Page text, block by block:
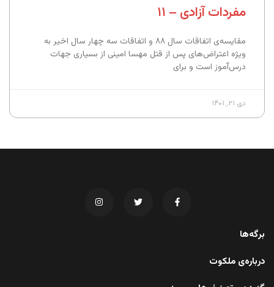
مفردات آزادی – ۱۱
مقایسه‌ی اتفاقات سال ۸۸ و اتفاقات سه چهار سال اخیر به
ویژه اعتراض‌های پس از قتل مهسا امینی از بسیاری جهات
درس‌آموز است و برای
دی ۲۱, ۱۴۰۱
برگه‌ها
درباره‌ی ملکوت